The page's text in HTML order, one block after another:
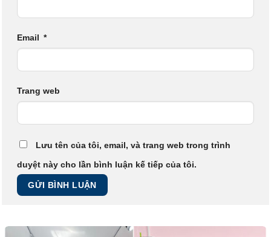
Email *
Trang web
Lưu tên của tôi, email, và trang web trong trình
duyệt này cho lần bình luận kế tiếp của tôi.